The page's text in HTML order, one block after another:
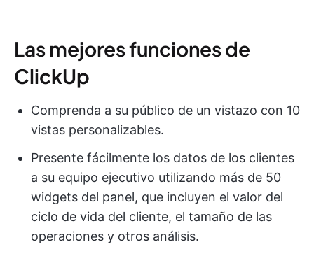
Las mejores funciones de
ClickUp
Comprenda a su público de un vistazo con 10
vistas personalizables.
Presente fácilmente los datos de los clientes
a su equipo ejecutivo utilizando más de 50
widgets del panel, que incluyen el valor del
ciclo de vida del cliente, el tamaño de las
operaciones y otros análisis.